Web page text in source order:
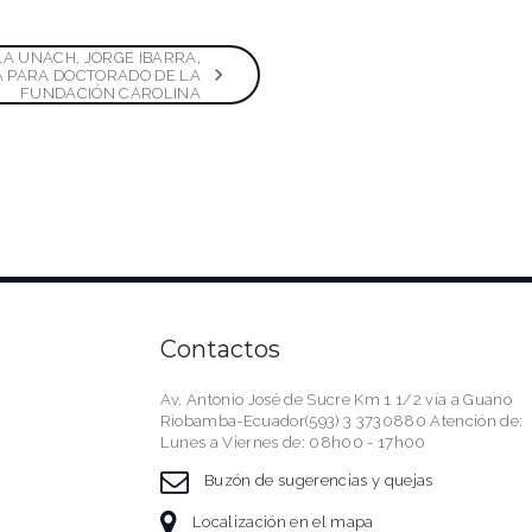
UNACH, JORGE IBARRA,
PARA DOCTORADO DE LA
FUNDACIÓN CAROLINA
Contactos
Av. Antonio José de Sucre Km 1 1/2 vía a Guano
Riobamba-Ecuador(593) 3 3730880 Atención de:
Lunes a Viernes de: 08h00 - 17h00
Buzón de sugerencias y quejas
Localización en el mapa